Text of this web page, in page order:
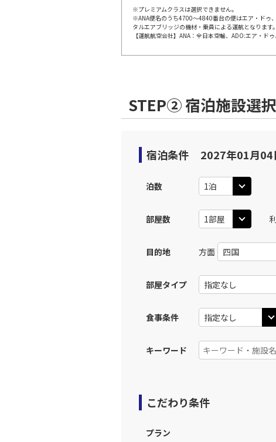
※プレミアムクラスは選択できません。
※ANA便名のうち4700～4840番台の便はエア・ドゥ
タルエアブリッジの機材・乗員による運航となります。
【運航航空会社】ANA：全日本空輸、ADO:エア・ド
STEP② 宿泊施設選択
宿泊条件 2027年01月
泊数
部屋数
目的地 方面
部屋タイプ
食事条件
キーワード
こだわり条件
プラン